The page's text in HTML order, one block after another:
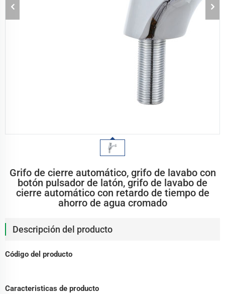
Grifo de cierre automático, grifo de lavabo con
botón pulsador de latón, grifo de lavabo de
cierre automático con retardo de tiempo de
ahorro de agua cromado
Descripción del producto
Código del producto
Caracteristicas de producto